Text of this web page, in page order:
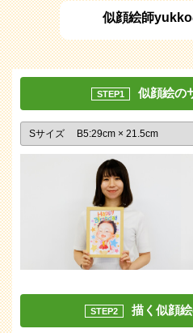
似顔絵師yukko
STEP1 似顔絵の
STEP2 描く似顔